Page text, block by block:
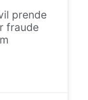
prende
fraude